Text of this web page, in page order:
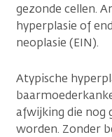
gezonde cellen.
hyperplasie of
neoplasie (EIN).
Atypische
afwijking die nog
worden. Zonder